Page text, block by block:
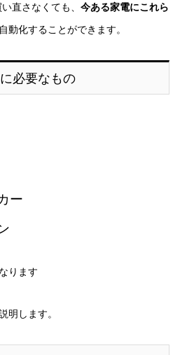
直さなくても、 今ある家電にこれら
動化することができます。
必要なもの
ー
ります
明します。